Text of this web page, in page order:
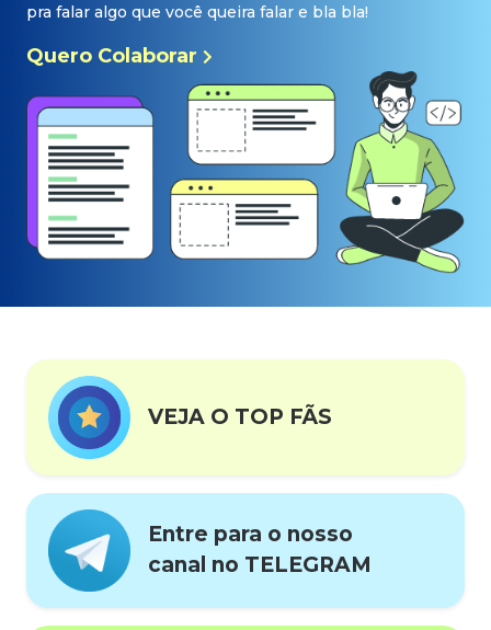
pra falar algo que você queira falar e bla bla!
Quero Colaborar
VEJA O TOP FÃS
Entre para o nosso
canal no TELEGRAM